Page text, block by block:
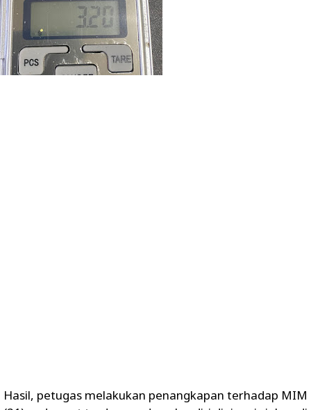
Hasil, petugas melakukan penangkapan terhadap MIM